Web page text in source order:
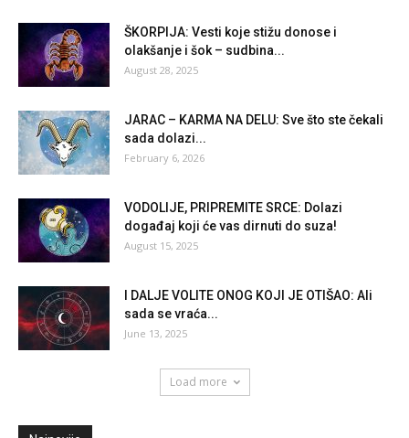
ŠKORPIJA: Vesti koje stižu donose i
olakšanje i šok – sudbina...
August 28, 2025
JARAC – KARMA NA DELU: Sve što ste čekali
sada dolazi...
February 6, 2026
VODOLIJE, PRIPREMITE SRCE: Dolazi
događaj koji će vas dirnuti do suza!
August 15, 2025
I DALJE VOLITE ONOG KOJI JE OTIŠAO: Ali
sada se vraća...
June 13, 2025
Load more